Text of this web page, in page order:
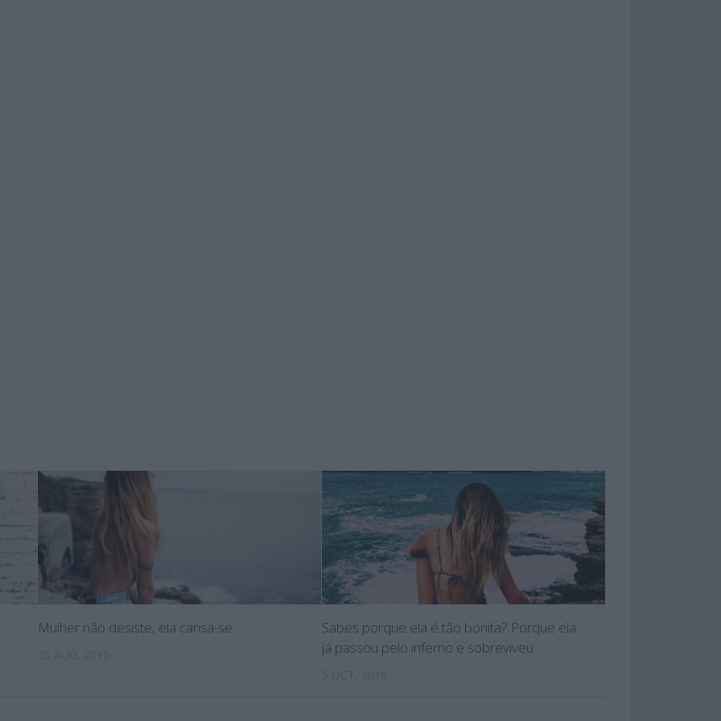
Mulher não desiste, ela cansa-se.
Sabes porque ela é tão bonita? Porque ela
já passou pelo inferno e sobreviveu